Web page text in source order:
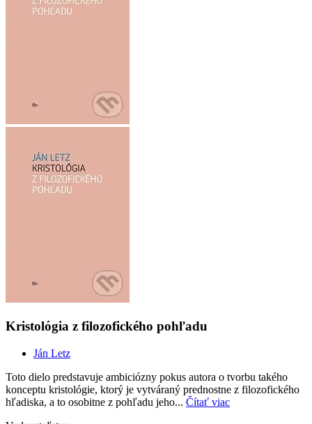
Kristológia z filozofického pohľadu
Ján Letz
Toto dielo predstavuje ambiciózny pokus autora o tvorbu takého
konceptu kristológie, ktorý je vytváraný prednostne z filozofického
hľadiska, a to osobitne z pohľadu jeho... Čítať viac